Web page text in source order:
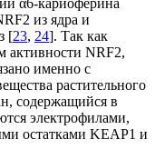
из ядра и
[23, 24]. Так как
активности NRF2,
именно с
растительного
содержащийся в
электрофилами,
остатками KEAP1 и